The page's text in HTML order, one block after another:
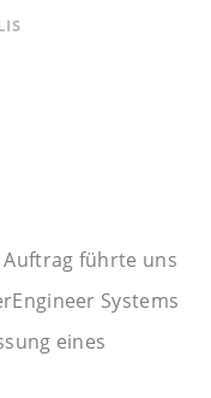
führte uns
Systems
eines